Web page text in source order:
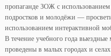
пропаганде ЗОЖ с
подростков и молодёжи —
использованием интерактивной
В течение учебного года выездные
проведены в малых городах и